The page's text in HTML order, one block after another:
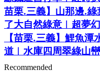
苗栗.三義】山那邊.綠
了大自然綠意︱超夢
【苗栗.三義】鯉魚潭
道︱水庫四周翠綠山
Recommended